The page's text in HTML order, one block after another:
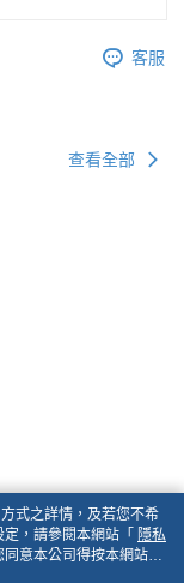
客服
查看全部
式之詳情，及若您不希
，請參閱本網站「 隱私
意本公司得按本網站使